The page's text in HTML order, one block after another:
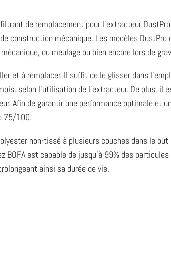
de remplacement pour l’extracteur
construction mécanique. Les modèles
du meulage ou bien encore lors de
et à remplacer. Il suffit de le glisser dans
selon l’utilisation de l’extracteur. De plus, il
Afin de garantir une performance optimale et
75/100.
non-tissé à plusieurs couches dans le
BOFA est capable de jusqu’à 99% des
ainsi sa durée de vie.